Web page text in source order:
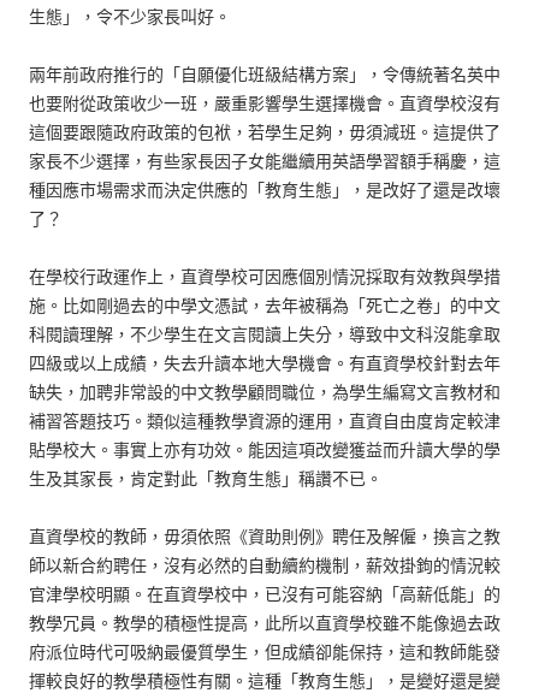
生態」，令不少家長叫好。
兩年前政府推行的「自願優化班級結構方案」，令傳統著名英中
也要附從政策收少一班，嚴重影響學生選擇機會。直資學校沒有
這個要跟隨政府政策的包袱，若學生足夠，毋須減班。這提供了
家長不少選擇，有些家長因子女能繼續用英語學習額手稱慶，這
種因應市場需求而決定供應的「教育生態」，是改好了還是改壞
了？
在學校行政運作上，直資學校可因應個別情況採取有效教與學措
施。比如剛過去的中學文憑試，去年被稱為「死亡之卷」的中文
科閱讀理解，不少學生在文言閱讀上失分，導致中文科沒能拿取
四級或以上成績，失去升讀本地大學機會。有直資學校針對去年
缺失，加聘非常設的中文教學顧問職位，為學生編寫文言教材和
補習答題技巧。類似這種教學資源的運用，直資自由度肯定較津
貼學校大。事實上亦有功效。能因這項改變獲益而升讀大學的學
生及其家長，肯定對此「教育生態」稱讚不已。
直資學校的教師，毋須依照《資助則例》聘任及解僱，換言之教
師以新合約聘任，沒有必然的自動續約機制，薪效掛鉤的情況較
官津學校明顯。在直資學校中，已沒有可能容納「高薪低能」的
教學冗員。教學的積極性提高，此所以直資學校雖不能像過去政
府派位時代可吸納最優質學生，但成績卻能保持，這和教師能發
揮較良好的教學積極性有關。這種「教育生態」，是變好還是變